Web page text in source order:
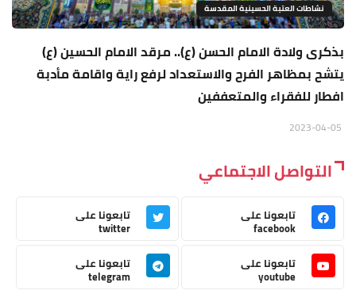
نشاطات العتبة الحسينية المقدسة
بذكرى ولادة الامام الحسن (ع).. مرقد الامام الحسين (ع)
يتشح بمظاهر الفرح والاستعداد لرفع راية واقامة مأدبة
افطار للفقراء والمتعففين
التواصل الاجتماعي
تابعونا على
facebook
تابعونا على
twitter
تابعونا على
youtube
تابعونا على
telegram